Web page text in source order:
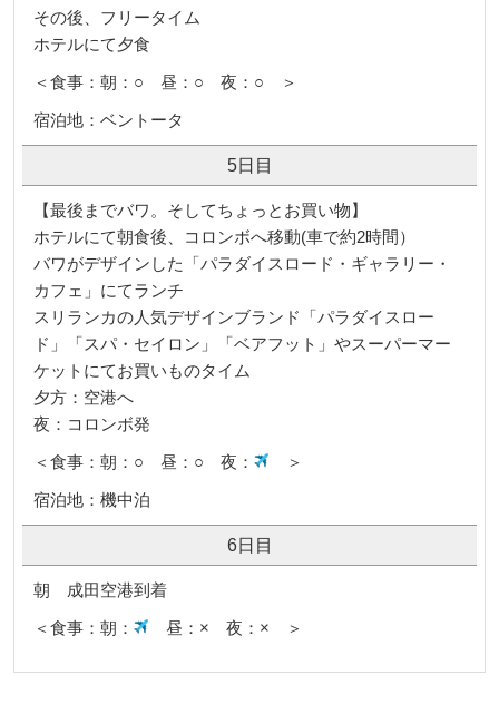
その後、フリータイム
ホテルにて夕食
＜食事：朝：○ 昼：○ 夜：○ ＞
宿泊地：ベントータ
5日目
【最後までバワ。そしてちょっとお買い物】
ホテルにて朝食後、コロンボへ移動(車で約2時間）
バワがデザインした「パラダイスロード・ギャラリー・
カフェ」にてランチ
スリランカの人気デザインブランド「パラダイスロー
ド」「スパ・セイロン」「ベアフット」やスーパーマー
ケットにてお買いものタイム
夕方：空港へ
夜：コロンボ発
＜食事：朝：○ 昼：○ 夜：
＞
宿泊地：機中泊
6日目
朝 成田空港到着
＜食事：朝：
昼：× 夜：× ＞